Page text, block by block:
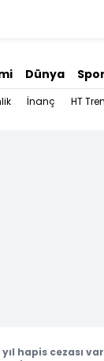
Dünya Spor
İnanç HT
yıl hapis cezası